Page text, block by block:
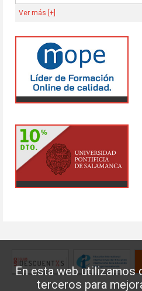
En esta web utilizamos
terceros para
Ver más [+]